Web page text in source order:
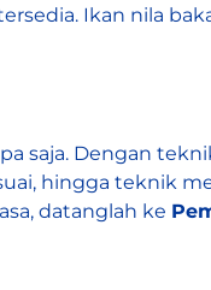
Ikan nila
saja. Dengan
hingga teknik
datanglah ke